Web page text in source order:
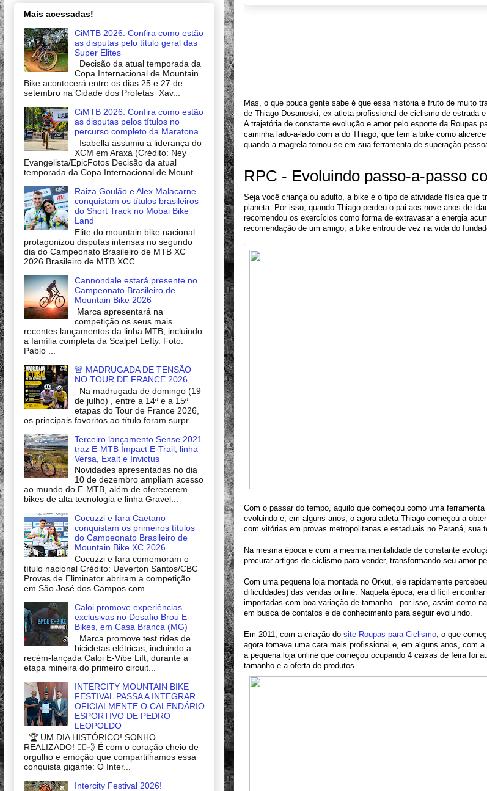
Mas, o que pouca gente sabe é que essa história é fruto de muito
de Thiago Dosanoski, ex-atleta profissional de ciclismo de estrada
A trajetória de constante evolução e amor pelo esporte da Roupas
caminha lado-a-lado com a do Thiago, que tem a bike como
quando a magrela tornou-se em sua ferramenta de superação
RPC - Evoluindo passo-a-passo
Seja você criança ou adulto, a bike é o tipo de atividade física que
planeta. Por isso, quando Thiago perdeu o pai aos nove anos de
recomendou os exercícios como forma de extravasar a energia
recomendação de um amigo, a bike entrou de vez na vida do
Com o passar do tempo, aquilo que começou como uma
evoluindo e, em alguns anos, o agora atleta Thiago começou a
com vitórias em provas metropolitanas e estaduais no Paraná, sua
Na mesma época e com a mesma mentalidade de constante
procurar artigos de ciclismo para vender, transformando seu amor
Com uma pequena loja montada no Orkut, ele rapidamente
dificuldades) das vendas online. Naquela época, era difícil
importadas com boa variação de tamanho - por isso, assim como
em busca de contatos e de conhecimento para seguir evoluindo.
Em 2011, com a criação do site Roupas para Ciclismo, o que
agora tomava uma cara mais profissional e, em alguns anos, com
a pequena loja online que começou ocupando 4 caixas de feira foi
tamanho e a oferta de produtos.
Mais acessadas!
CiMTB 2026: Confira como estão
as disputas pelo título geral das
Super Elites
Decisão da atual temporada da
Copa Internacional de Mountain
Bike acontecerá entre os dias 25 e 27 de
setembro na Cidade dos Profetas Xav...
CiMTB 2026: Confira como estão
as disputas pelos títulos no
percurso completo da Maratona
Isabella assumiu a liderança do
XCM em Araxá (Crédito: Ney
Evangelista/EpicFotos Decisão da atual
temporada da Copa Internacional de Mount...
Raiza Goulão e Alex Malacarne
conquistam os títulos brasileiros
do Short Track no Mobai Bike
Land
Elite do mountain bike nacional
protagonizou disputas intensas no segundo
dia do Campeonato Brasileiro de MTB XC
2026 Brasileiro de MTB XCC ...
Cannondale estará presente no
Campeonato Brasileiro de
Mountain Bike 2026
Marca apresentará na
competição os seus mais
recentes lançamentos da linha MTB, incluindo
a família completa da Scalpel Lefty. Foto:
Pablo ...
🚨 MADRUGADA DE TENSÃO
NO TOUR DE FRANCE 2026
Na madrugada de domingo (19
de julho) , entre a 14ª e a 15ª
etapas do Tour de France 2026,
os principais favoritos ao título foram surpr...
Terceiro lançamento Sense 2021
traz E-MTB Impact E-Trail, linha
Versa, Exalt e Invictus
Novidades apresentadas no dia
10 de dezembro ampliam acesso
ao mundo do E-MTB, além de oferecerem
bikes de alta tecnologia e linha Gravel...
Cocuzzi e Iara Caetano
conquistam os primeiros títulos
do Campeonato Brasileiro de
Mountain Bike XC 2026
Cocuzzi e Iara comemoram o
título nacional Crédito: Ueverton Santos/CBC
Provas de Eliminator abriram a competição
em São José dos Campos com...
Caloi promove experiências
exclusivas no Desafio Brou E-
Bikes, em Casa Branca (MG)
Marca promove test rides de
bicicletas elétricas, incluindo a
recém-lançada Caloi E-Vibe Lift, durante a
etapa mineira do primeiro circuit...
INTERCITY MOUNTAIN BIKE
FESTIVAL PASSA A INTEGRAR
OFICIALMENTE O CALENDÁRIO
ESPORTIVO DE PEDRO
LEOPOLDO
🏆 UM DIA HISTÓRICO! SONHO
REALIZADO! 🚴‍♂️💨 É com o coração cheio de
orgulho e emoção que compartilhamos essa
conquista gigante: O Inter...
Intercity Festival 2026!